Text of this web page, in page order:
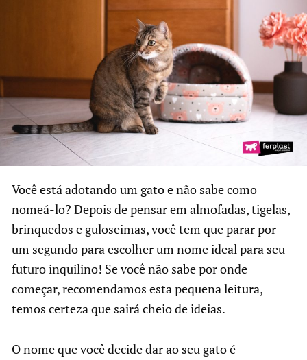
Você está adotando um gato e não sabe como
nomeá-lo? Depois de pensar em almofadas, tigelas,
brinquedos e guloseimas, você tem que parar por
um segundo para escolher um nome ideal para seu
futuro inquilino! Se você não sabe por onde
começar, recomendamos esta pequena leitura,
temos certeza que sairá cheio de ideias.
O nome que você decide dar ao seu gato é